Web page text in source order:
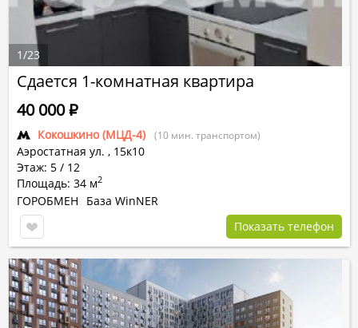
Сдается 1-комнатная квартира
Кокошкино (МЦД-4) (10 мин. транспортом)
Аэростатная ул. , 15к10
Этаж: 5 / 12
Площадь: 34 м2
40 000Р
ГОРОБМЕН
База WinNER
Показать телефон
1/23